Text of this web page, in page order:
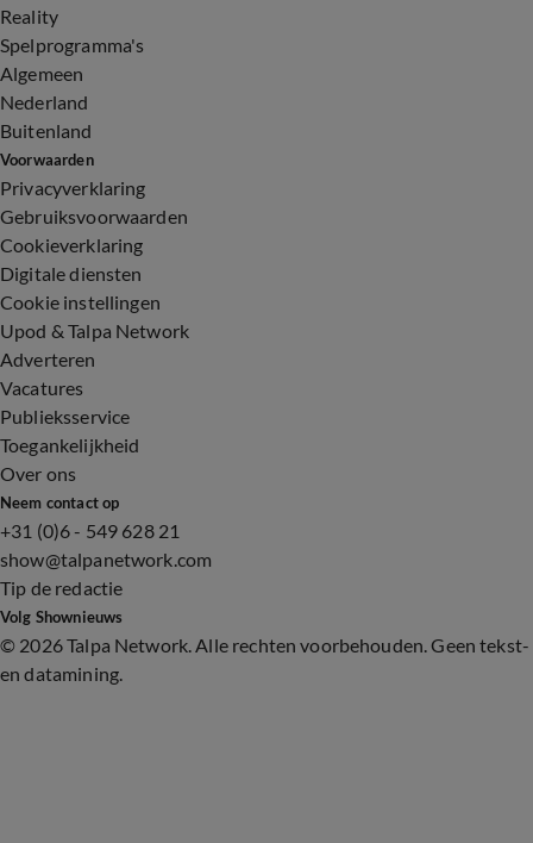
Reality
Spelprogramma's
Algemeen
Nederland
Buitenland
Voorwaarden
Privacyverklaring
Gebruiksvoorwaarden
Cookieverklaring
Digitale diensten
Cookie instellingen
Upod & Talpa Network
Adverteren
Vacatures
Publieksservice
Toegankelijkheid
Over ons
Neem contact op
+31 (0)6 - 549 628 21
show@talpanetwork.com
Tip de redactie
Volg Shownieuws
© 2026 Talpa Network. Alle rechten voorbehouden. Geen tekst-
en datamining.